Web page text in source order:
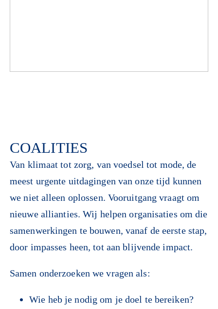
COALITIES
Van klimaat tot zorg, van voedsel tot mode, de
meest urgente uitdagingen van onze tijd kunnen
we niet alleen oplossen. Vooruitgang vraagt om
nieuwe allianties. Wij helpen organisaties om die
samenwerkingen te bouwen, vanaf de eerste stap,
door impasses heen, tot aan blijvende impact.
Samen onderzoeken we vragen als:
Wie heb je nodig om je doel te bereiken?